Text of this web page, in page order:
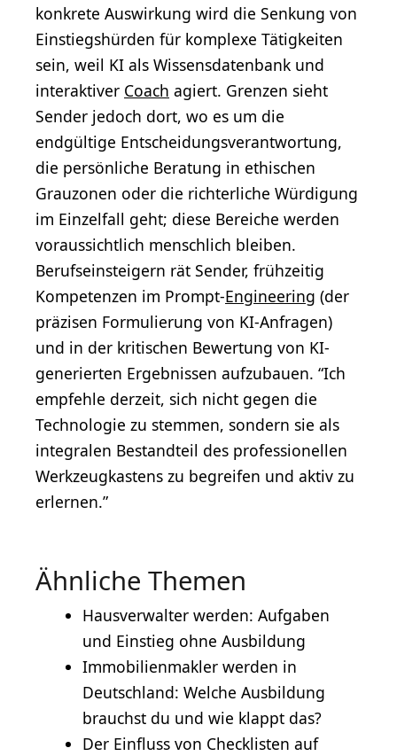
konkrete Auswirkung wird die Senkung von
Einstiegshürden für komplexe Tätigkeiten
sein, weil KI als Wissensdatenbank und
interaktiver Coach agiert. Grenzen sieht
Sender jedoch dort, wo es um die
endgültige Entscheidungsverantwortung,
die persönliche Beratung in ethischen
Grauzonen oder die richterliche Würdigung
im Einzelfall geht; diese Bereiche werden
voraussichtlich menschlich bleiben.
Berufseinsteigern rät Sender, frühzeitig
Kompetenzen im Prompt-Engineering (der
präzisen Formulierung von KI-Anfragen)
und in der kritischen Bewertung von KI-
generierten Ergebnissen aufzubauen. “Ich
empfehle derzeit, sich nicht gegen die
Technologie zu stemmen, sondern sie als
integralen Bestandteil des professionellen
Werkzeugkastens zu begreifen und aktiv zu
erlernen.”
Ähnliche Themen
Hausverwalter werden: Aufgaben
und Einstieg ohne Ausbildung
Immobilienmakler werden in
Deutschland: Welche Ausbildung
brauchst du und wie klappt das?
Der Einfluss von Checklisten auf